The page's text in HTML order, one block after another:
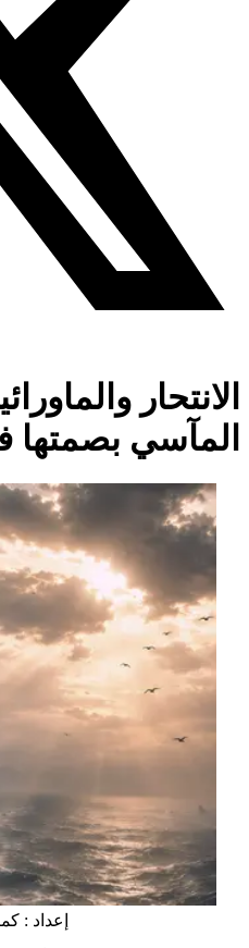
الانتحار
المآسي بصمتها
إعداد :